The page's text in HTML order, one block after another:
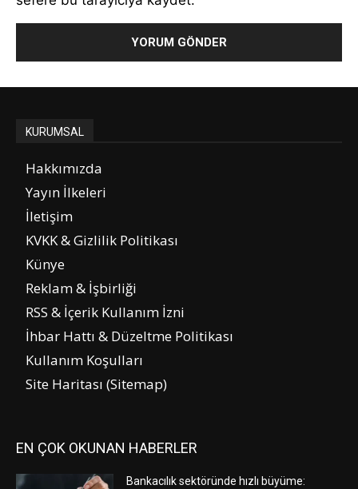
KURUMSAL
Hakkımızda
Yayın İlkeleri
İletişim
KVKK & Gizlilik Politikası
Künye
Reklam & İşbirliği
RSS & İçerik Kullanım İzni
İhbar Hattı & Düzeltme Politikası
Kullanım Koşulları
Site Haritası (Sitemap)
EN ÇOK OKUNAN HABERLER
Bankacılık sektöründe hızlı büyüme: